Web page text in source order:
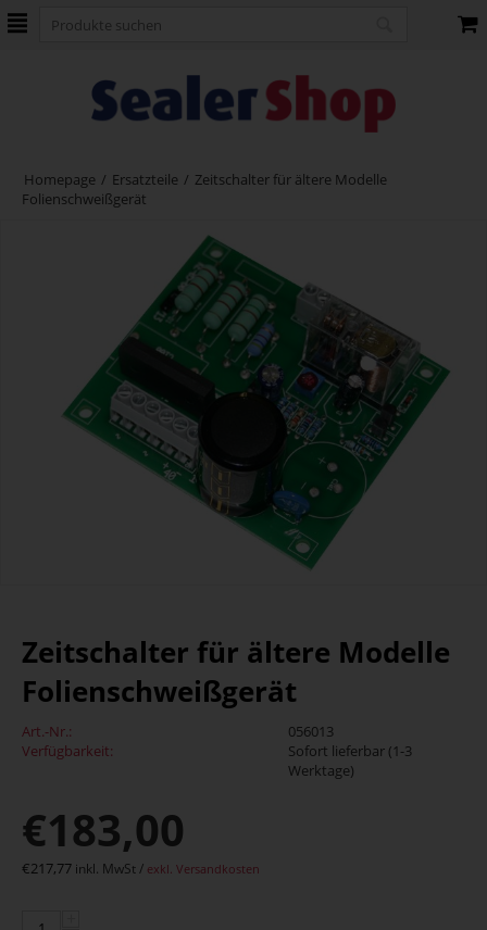
Homepage / Ersatzteile / Zeitschalter für ältere Modelle
Folienschweißgerät
Zeitschalter für ältere Modelle
Folienschweißgerät
Art.-Nr.:
056013
Verfügbarkeit:
Sofort lieferbar (1-3
Werktage)
€183,00
€217,77 inkl. MwSt / exkl. Versandkosten